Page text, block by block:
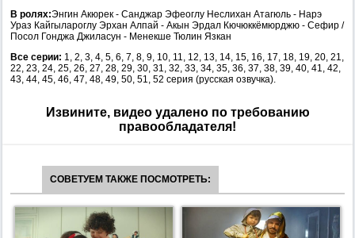
В ролях:Энгин Акюрек - Санджар Эфеоглу Неслихан Атагюль - Нарэ
Ураз Кайгылароглу Эрхан Алпай - Акын Эрдал Кючюккёмюрджю - Сефир /
Посол Гонджа Джиласун - Менекше Тюлин Язкан
Все серии: 1, 2, 3, 4, 5, 6, 7, 8, 9, 10, 11, 12, 13, 14, 15, 16, 17, 18, 19, 20, 21,
22, 23, 24, 25, 26, 27, 28, 29, 30, 31, 32, 33, 34, 35, 36, 37, 38, 39, 40, 41, 42,
43, 44, 45, 46, 47, 48, 49, 50, 51, 52 серия (русская озвучка).
Извините, видео удалено по требованию
правообладателя!
СОВЕТУЕМ ТАКЖЕ ПОСМОТРЕТЬ: